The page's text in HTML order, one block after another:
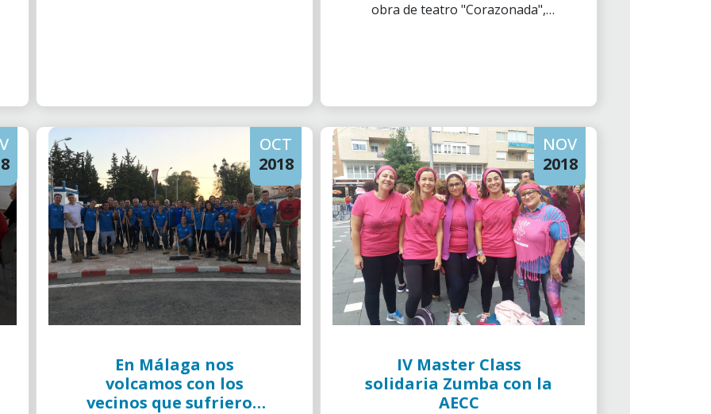
obra de teatro "Corazonada",
OCT
2018
En Málaga nos
volcamos con los
vecinos que sufrieron
NOV
2018
IV Master Class
solidaria Zumba con la
AECC